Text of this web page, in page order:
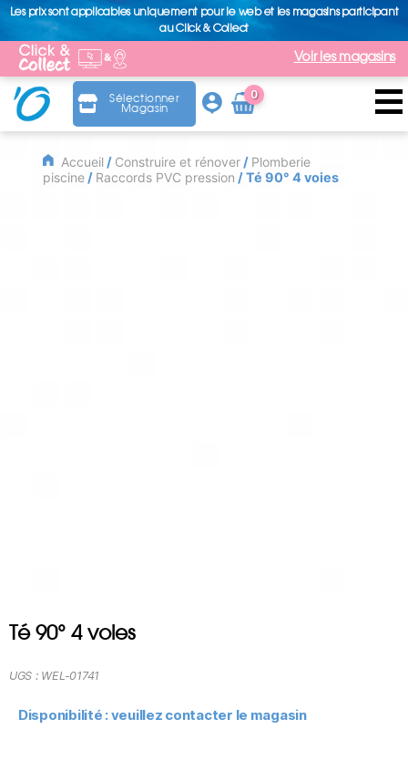
Les prix sont applicables uniquement pour le web et les magasins participant
au Click & Collect
Voir les magasins
Sélectionner
Magasin
0
Arti
cle
Accueil/ Construire et rénover/ Plomberie
piscine/ Raccords PVC pression / Té 90° 4 voies
Té 90° 4 voies
Disponibilité : veuillez contacter le magasin
UGS : WEL-01741